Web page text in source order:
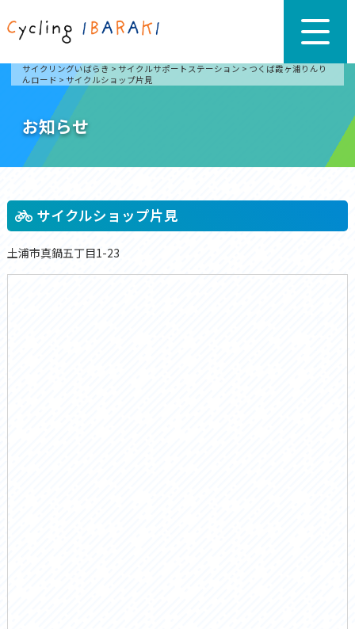
サイクリングいばらき > サイクルサポートステーション > つくば霞ヶ浦りんり
んロード > サイクルショップ片見
お知らせ
サイクルショップ片見
土浦市真鍋五丁目1-23